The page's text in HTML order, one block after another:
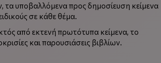
τα υποβαλλόμενα προς δημοσίευση κείμενα
σε κάθε θέμα.
από εκτενή πρωτότυπα κείμενα, το
και παρουσιάσεις βιβλίων.